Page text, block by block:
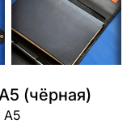
(чёрная)
А5